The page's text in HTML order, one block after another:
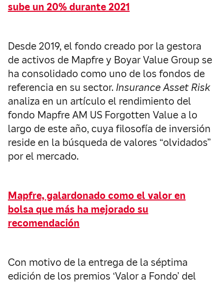
sube un 20% durante 2021
Desde 2019, el fondo creado por la gestora
de activos de Mapfre y Boyar Value Group se
ha consolidado como uno de los fondos de
referencia en su sector. Insurance Asset Risk
analiza en un artículo el rendimiento del
fondo Mapfre AM US Forgotten Value a lo
largo de este año, cuya filosofía de inversión
reside en la búsqueda de valores “olvidados”
por el mercado.
Mapfre, galardonado como el valor en
bolsa que más ha mejorado su
recomendación
Con motivo de la entrega de la séptima
edición de los premios ‘Valor a Fondo’ del